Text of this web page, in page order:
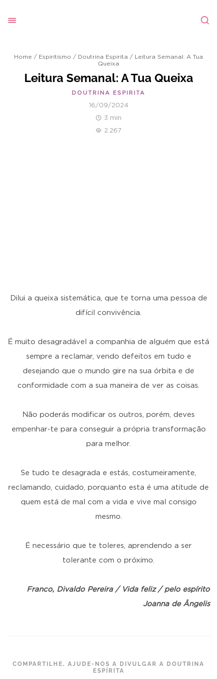
Home / Espiritismo / Doutrina Espirita / Leitura Semanal: A Tua
Queixa
Leitura Semanal: A Tua Queixa
DOUTRINA ESPIRITA
16/09/2024
3 min
2.267
Dilui a queixa sistemática, que te torna uma pessoa de
difícil convivência.
É muito desagradável a companhia de alguém que está
sempre a reclamar, vendo defeitos em tudo e
desejando que o mundo gire na sua órbita e de
conformidade com a sua maneira de ver as coisas.
Não poderás modificar os outros, porém, deves
empenhar-te para conseguir a própria transformação
para melhor.
Se tudo te desagrada e estás, costumeiramente,
reclamando, cuidado, porquanto esta é uma atitude de
quem está de mal com a vida e vive mal consigo
mesmo.
É necessário que te toleres, aprendendo a ser
tolerante com o próximo.
Franco, Divaldo Pereira / Vida feliz / pelo espírito
Joanna de Ângelis
COMPARTILHE, AJUDE-NOS A DIVULGAR A DOUTRINA
ESPÍRITA